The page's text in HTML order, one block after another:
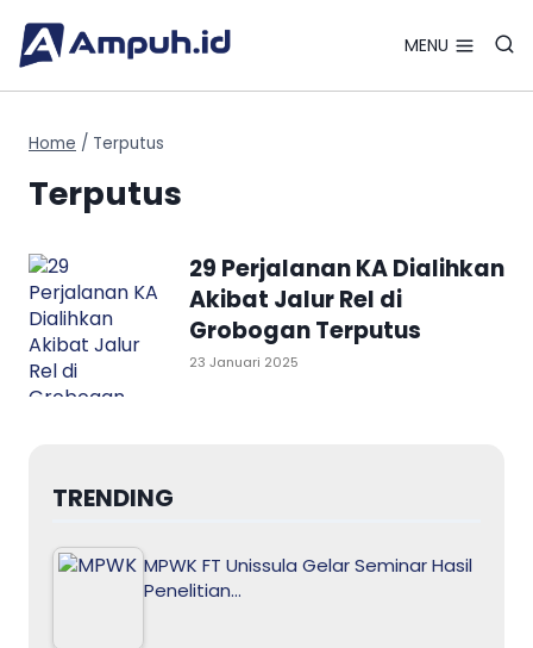
content
MENU
Home / Terputus
Terputus
29 Perjalanan KA Dialihkan
Akibat Jalur Rel di
Grobogan Terputus
23 Januari 2025
TRENDING
MPWK FT Unissula Gelar Seminar Hasil
Penelitian…